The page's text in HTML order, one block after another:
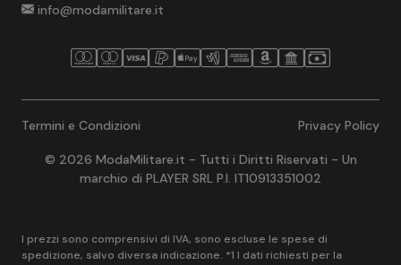
info@modamilitare.it
Termini e Condizioni Privacy Policy
© 2026 ModaMilitare.it - Tutti i Diritti Riservati - Un
marchio di PLAYER SRL P.I. IT10913351002
I prezzi sono comprensivi di IVA, sono escluse le spese di
spedizione, salvo diversa indicazione. *1 I dati richiesti per la